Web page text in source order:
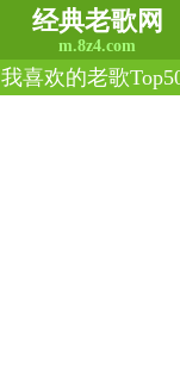
经典老歌网
m.8z4.com
我喜欢的老歌